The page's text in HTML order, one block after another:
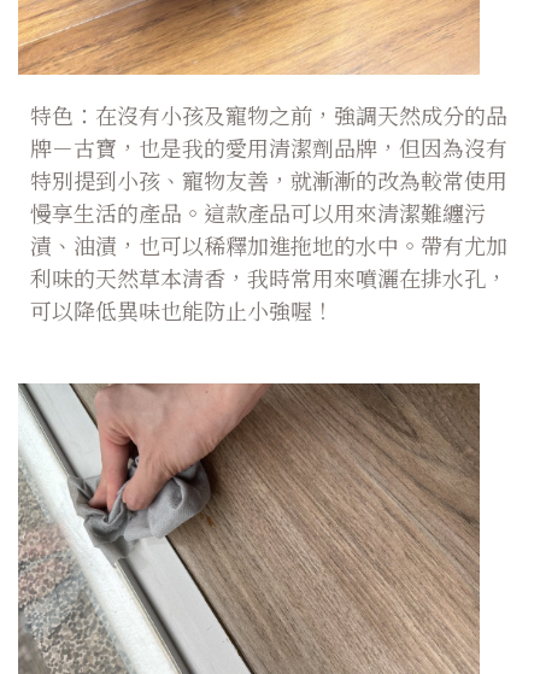
特色：在沒有小孩及寵物之前，強調天然成分的品
牌－古寶，也是我的愛用清潔劑品牌，但因為沒有
特別提到小孩、寵物友善，就漸漸的改為較常使用
慢享生活的產品。這款產品可以用來清潔難纏污
漬、油漬，也可以稀釋加進拖地的水中。帶有尤加
利味的天然草本清香，我時常用來噴灑在排水孔，
可以降低異味也能防止小強喔！